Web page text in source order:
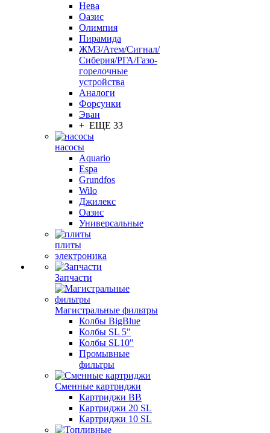
Нева
Оазис
Олимпия
Пирамида
ЖМЗ/Атем/Сигнал/
Сиберия/РГА/Газо-
горелочные
устройства
Aналоги
Форсунки
Эван
+ ЕЩЕ 33
насосы
Aquario
Espa
Grundfos
Wilo
Джилекс
Оазис
Универсальные
плиты
электроника
Запчасти
Магистральные фильтры
Колбы BigBlue
Колбы SL 5"
Колбы SL10"
Промывные
фильтры
Сменные картриджи
Картриджи BB
Картриджи 20 SL
Картриджи 10 SL